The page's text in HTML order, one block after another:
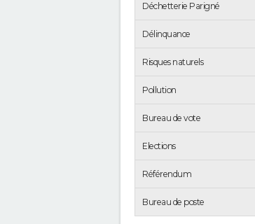
Déchetterie Parigné
Délinquance
Risques naturels
Pollution
Bureau de vote
Elections
Référendum
Bureau de poste